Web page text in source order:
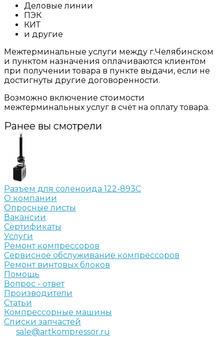
Деловые линии
ПЭК
КИТ
и другие
Межтерминальные услуги между г.Челябинском
и пунктом назначения оплачиваются клиентом
при получении товара в пункте выдачи, если не
достигнуты другие договоренности.
Возможно включение стоимости
межтерминальных услуг в счёт на оплату товара.
Ранее вы смотрели
Разъем для соленоида 122-893C
О компании
Опросные листы
Вакансии
Сертификаты
Услуги
Ремонт компрессоров
Сервисное обслуживание компрессоров
Ремонт винтовых блоков
Помощь
Вопрос - ответ
Производители
Статьи
Компрессорные машины
Списки запчастей
sale@artkompressor.ru